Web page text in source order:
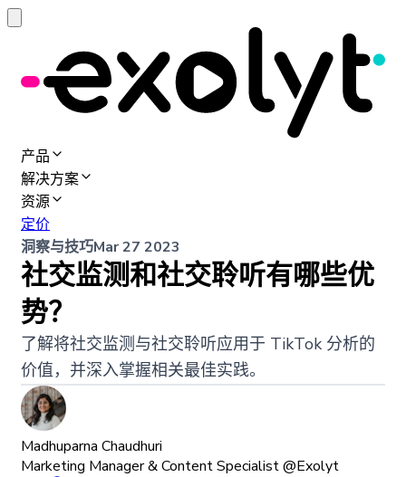
产品
解决方案
资源
定价
洞察与技巧Mar 27 2023
社交监测和社交聆听有哪些优
势？
了解将社交监测与社交聆听应用于 TikTok 分析的
价值，并深入掌握相关最佳实践。
Madhuparna Chaudhuri
Marketing Manager & Content Specialist @Exolyt